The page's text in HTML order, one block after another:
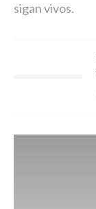
sigan vivos.